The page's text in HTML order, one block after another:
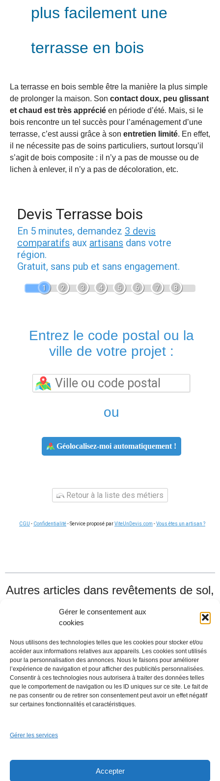
Gérer le consentement aux
cookies
Nous utilisons des technologies telles que les cookies pour stocker et/ou
accéder aux informations relatives aux appareils. Les cookies sont utilisés
pour la personnalisation des annonces. Nous le faisons pour améliorer
l’expérience de navigation et pour afficher des publicités personnalisées.
Consentir à ces technologies nous autorisera à traiter des données telles
que le comportement de navigation ou les ID uniques sur ce site. Le fait de
ne pas consentir ou de retirer son consentement peut avoir un effet négatif
sur certaines fonctionnalités et caractéristiques.
Gérer les services
Accepter
plus facilement une
terrasse en bois
La terrasse en bois semble être la manière la plus simple
de prolonger la maison. Son contact doux, peu glissant
et chaud est très apprécié en période d’été. Mais, si le
bois rencontre un tel succès pour l’aménagement d’une
terrasse, c’est aussi grâce à son entretien limité. En effet,
il ne nécessite pas de soins particuliers, surtout lorsqu’il
s’agit de bois composite : il n’y a pas de mousse ou de
lichen à enlever, il n’y a pas de décoloration, etc.
Devis Terrasse bois
En 5 minutes, demandez 3 devis
comparatifs aux artisans dans votre
région.
Gratuit, sans pub et sans engagement.
1 2 3 4 5 6 7 8
Entrez le code postal ou la
ville de votre projet :
ou
Géolocalisez-moi automatiquement !
Retour à la liste des métiers
CGU - Confidentialité- Service proposé parViteUnDevis.com -Vous êtes un artisan ?
Autres articles dans revêtements de sol,